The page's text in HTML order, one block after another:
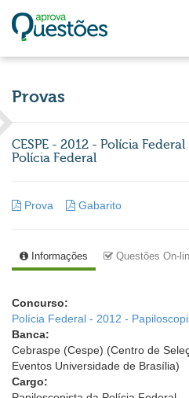
Provas
CESPE - 2012 - Polícia
Polícia Federal
Prova Gabarito
Informações Questões On-
Concurso:
Polícia Federal - 2012 -
Banca:
Cebraspe (Cespe) (Centro de
Eventos Universidade de Brasília)
Cargo: